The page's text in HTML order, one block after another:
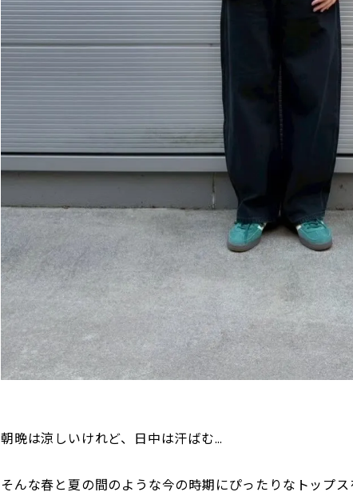
朝晩は涼しいけれど、日中は汗ばむ…
そんな春と夏の間のような今の時期にぴったりなトップス